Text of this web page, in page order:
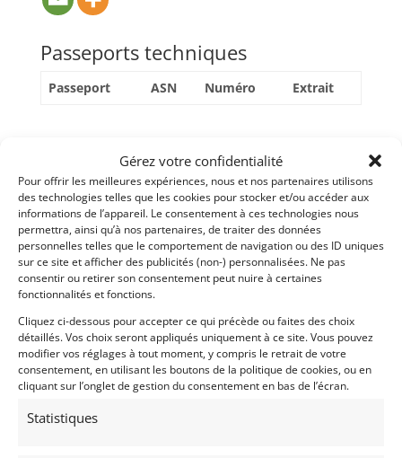
Gérez votre confidentialité
Pour offrir les meilleures expériences, nous et nos partenaires utilisons
des technologies telles que les cookies pour stocker et/ou accéder aux
informations de l’appareil. Le consentement à ces technologies nous
permettra, ainsi qu’à nos partenaires, de traiter des données
personnelles telles que le comportement de navigation ou des ID uniques
sur ce site et afficher des publicités (non-) personnalisées. Ne pas
consentir ou retirer son consentement peut nuire à certaines
fonctionnalités et fonctions.
Cliquez ci-dessous pour accepter ce qui précède ou faites des choix
détaillés. Vos choix seront appliqués uniquement à ce site. Vous pouvez
modifier vos réglages à tout moment, y compris le retrait de votre
consentement, en utilisant les boutons de la politique de cookies, ou en
cliquant sur l’onglet de gestion du consentement en bas de l’écran.
Statistiques
Passeports techniques
Passeport ASN Numéro Extrait
Publié: 19 mars 2026 (il y a 5 mois)
AUTO
GT Rallye VHRS
Grand Tourisme [GT]